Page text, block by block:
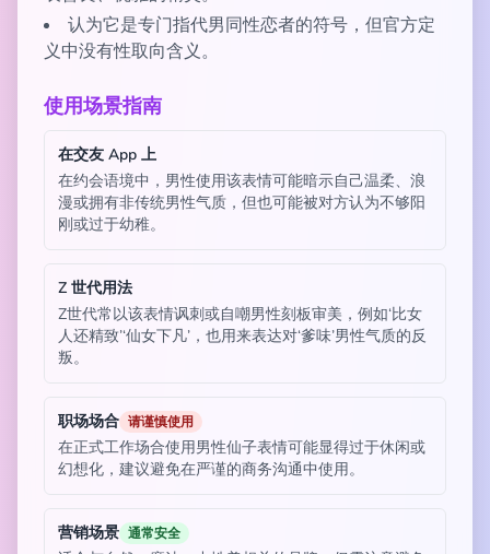
认为它是专门指代男同性恋者的符号，但官方定
义中没有性取向含义。
使用场景指南
在交友 App 上
在约会语境中，男性使用该表情可能暗示自己温柔、浪
漫或拥有非传统男性气质，但也可能被对方认为不够阳
刚或过于幼稚。
Z 世代用法
Z世代常以该表情讽刺或自嘲男性刻板审美，例如‘比女
人还精致’‘仙女下凡’，也用来表达对‘爹味’男性气质的反
叛。
职场场合 请谨慎使用
在正式工作场合使用男性仙子表情可能显得过于休闲或
幻想化，建议避免在严谨的商务沟通中使用。
营销场景 通常安全